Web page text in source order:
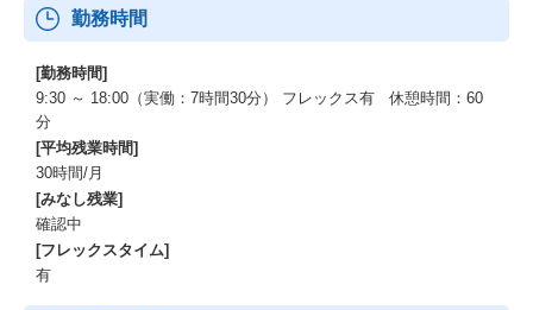
勤務時間
[勤務時間]
9:30 ～ 18:00（実働：7時間30分） フレックス有 休憩時間：60
分
[平均残業時間]
30時間/月
[みなし残業]
確認中
[フレックスタイム]
有